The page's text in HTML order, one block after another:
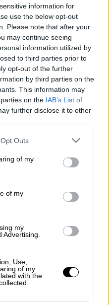
information for
use the below opt-out
Please note that after your
may continue seeing
information utilized by
to third parties prior to
opt-out of the further
by third parties on the
This information may
on the IAB’s List of
further disclose it to other
uses one or more Google
You may click to
and its third-party tags to
purposes in below Google
Outs
of my
of my
my
Advertising.
Use,
of my
with the
ο 27χρονος
και έπεσε θύμα
και μου
Έλεγε στην αρχή ότι
17», δήλωσε